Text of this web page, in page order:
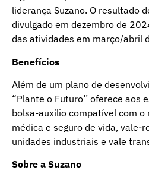
liderança Suzano. O resultado
divulgado em dezembro de
das atividades em março/
Benefícios
Além de um plano de
“Plante o Futuro’’ oferece aos
bolsa-auxílio compatível com o
médica e seguro de vida, vale-
unidades industriais e vale
Sobre a Suzano